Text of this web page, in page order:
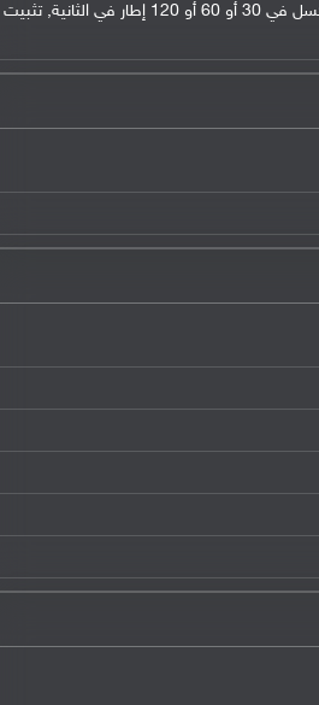
بجودة 2160 بكسل في 24 أو 30 أو 60 إطار في الثانية, جودة 1080 بكسل في 30 أو 60 أو 120 إطار في الثانية, تثبيت